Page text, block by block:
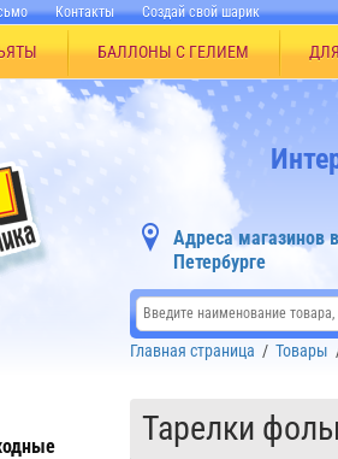
Контакты Создай свой шарик
БАЛЛОНЫ С ГЕЛИЕМ
Адреса магазинов
Петербурге
Главная страница / Товары
Тарелки